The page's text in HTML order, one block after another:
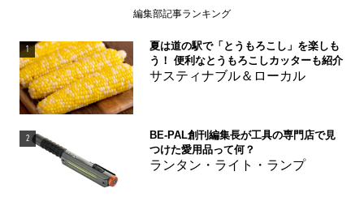
編集部記事ランキング
1
夏は道の駅で「とうもろこし」を楽しも
う！ 便利なとうもろこしカッターも紹介
サスティナブル＆ローカル
2
BE-PAL創刊編集長が工具の専門店で見
つけた愛用品って何？
ランタン・ライト・ランプ